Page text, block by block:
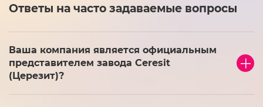
Ответы на часто задаваемые вопросы
Ваша компания является официальным
представителем завода Ceresit
(Церезит)?